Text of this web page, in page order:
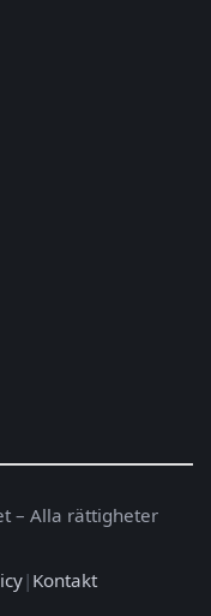
– Alla rättigheter
| Kontakt